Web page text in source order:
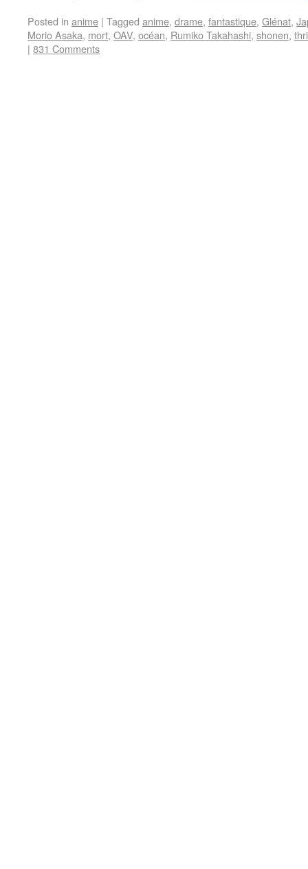
Posted in anime | Tagged anime, drame, fantastique, Glénat,
Morio Asaka, mort, OAV, océan, Rumiko Takahashi, shonen,
| 831 Comments